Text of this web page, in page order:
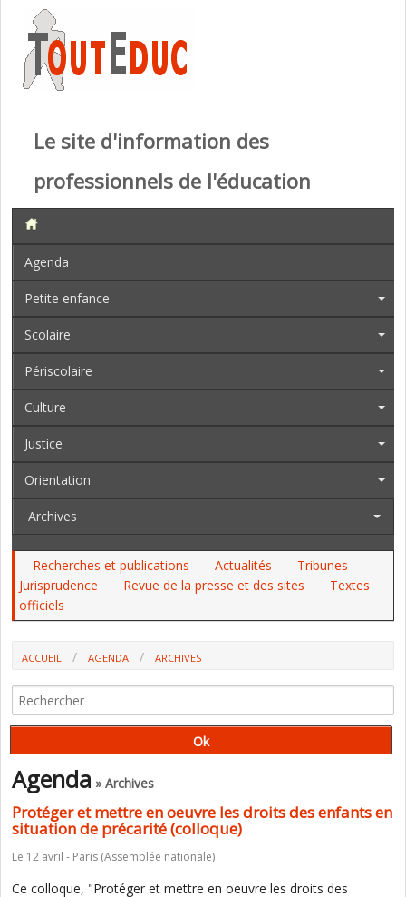
Le site d'information des
professionnels de l'éducation
Agenda
Petite enfance
Scolaire
Périscolaire
Culture
Justice
Orientation
Archives
Recherches et publications Actualités
Tribunes
Jurisprudence
Revue de la presse et des sites
Textes
officiels
ACCUEIL AGENDA ARCHIVES
Agenda » Archives
Protéger et mettre en oeuvre les droits des enfants en
situation de précarité (colloque)
Le 12 avril - Paris (Assemblée nationale)
Ce colloque, "Protéger et mettre en oeuvre les droits des